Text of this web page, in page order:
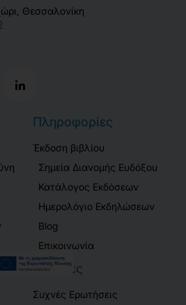
Θεσσαλονίκη
Πληροφορίες
Έκδοση βιβλίου
Σημεία Διανομής Ευδόξου
Κατάλογος Εκδόσεων
Ημερολόγιο Εκδηλώσεων
Blog
Επικοινωνία
Πελάτες
Συχνές Ερωτήσεις